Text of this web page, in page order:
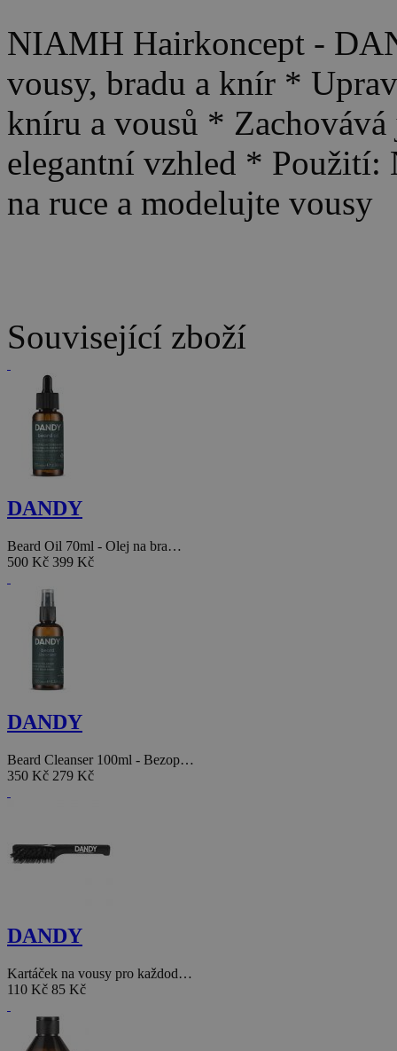
NIAMH Hairkoncept -
vousy, bradu a knír *
kníru a vousů *
elegantní vzhled * Použití:
na ruce a modelujte vousy
Související zboží
DANDY
Beard Oil 70ml - Olej na bra…
500 Kč 399 Kč
DANDY
Beard Cleanser 100ml - Bezop…
350 Kč 279 Kč
DANDY
Kartáček na vousy pro každod…
110 Kč 85 Kč